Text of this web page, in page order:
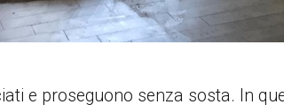
e proseguono senza sosta. In